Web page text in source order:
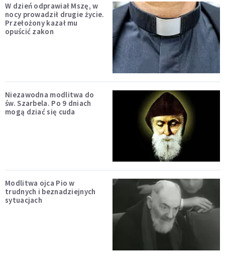
W dzień odprawiał Mszę, w
nocy prowadził drugie życie.
Przełożony kazał mu
opuścić zakon
Niezawodna modlitwa do
św. Szarbela. Po 9 dniach
mogą dziać się cuda
Modlitwa ojca Pio w
trudnych i beznadziejnych
sytuacjach